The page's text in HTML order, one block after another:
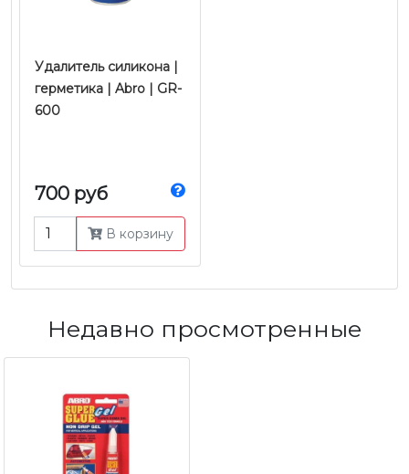
Удалитель силикона |
герметика | Abro | GR-
600
700 руб
В корзину
Недавно просмотренные